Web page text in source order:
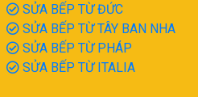
SỬA BẾP TỪ ĐỨC
SỬA BẾP TỪ TÂY BAN NHA
SỬA BẾP TỪ PHÁP
SỬA BẾP TỪ ITALIA